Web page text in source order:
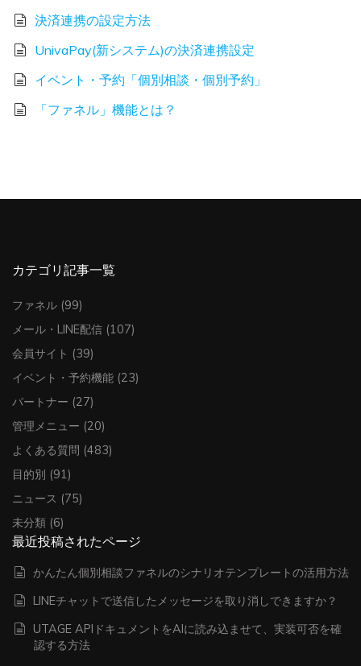
決済連携の設定方法
UnivaPay(新システム)の決済連携設定
イベント・予約「個別相談・個別予約」
「ファネル」機能とは？
カテゴリ記事一覧
ファネル (99)
メール・LINE配信 (107)
会員サイト (39)
イベント・予約機能 (23)
パートナー (27)
管理メニュー (20)
よくある質問 (483)
目的別 (91)
ニュース (75)
未分類 (6)
最近投稿されたページ
かんたん個別相談ファネルのシナリオテンプレートの活用方法
LINEチャットで送信したメッセージを取り消しできますか？
UTAGE APIドキュメントをAIに読み込ませて、実装可否を確
認する方法